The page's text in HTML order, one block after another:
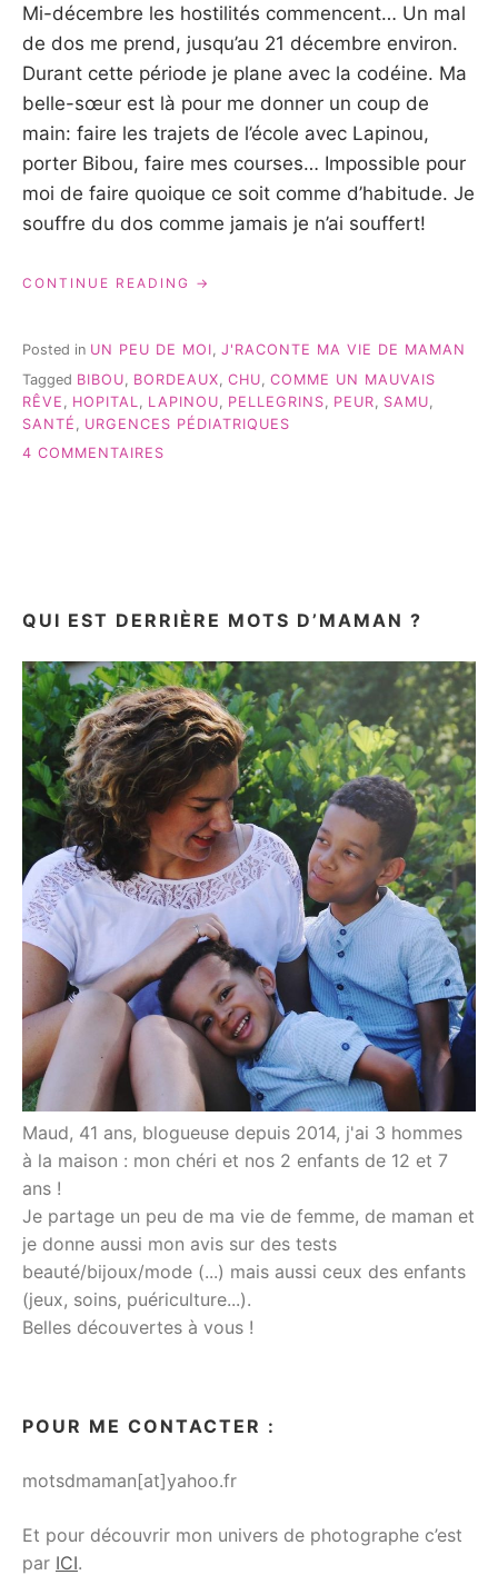
Mi-décembre les hostilités commencent… Un mal
de dos me prend, jusqu’au 21 décembre environ.
Durant cette période je plane avec la codéine. Ma
belle-sœur est là pour me donner un coup de
main: faire les trajets de l’école avec Lapinou,
porter Bibou, faire mes courses… Impossible pour
moi de faire quoique ce soit comme d’habitude. Je
souffre du dos comme jamais je n’ai souffert!
CONTINUE READING « COMME
RÊVE…
Posted in UN PEU DE MOI, J'RACONTE MA VIE DE MAMAN
Tagged BIBOU BORDEAUX CHU COMME UN MAUVAIS
RÊVE
HOPITAL LAPINOU PELLEGRINS PEUR SAMU
SANTÉ
URGENCES PÉDIATRIQUES
4 COMMENTAIRES
QUI EST DERRIÈRE MOTS D’MAMAN ?
Maud, 41 ans, blogueuse depuis 2014, j'ai 3 hommes
à la maison : mon chéri et nos 2 enfants de 12 et 7
ans !
Je partage un peu de ma vie de femme, de maman et
je donne aussi mon avis sur des tests
beauté/bijoux/mode (...) mais aussi ceux des enfants
(jeux, soins, puériculture...).
Belles découvertes à vous !
POUR ME CONTACTER :
motsdmaman[at]yahoo.fr
Et pour découvrir mon univers de photographe c’est
par ICI.